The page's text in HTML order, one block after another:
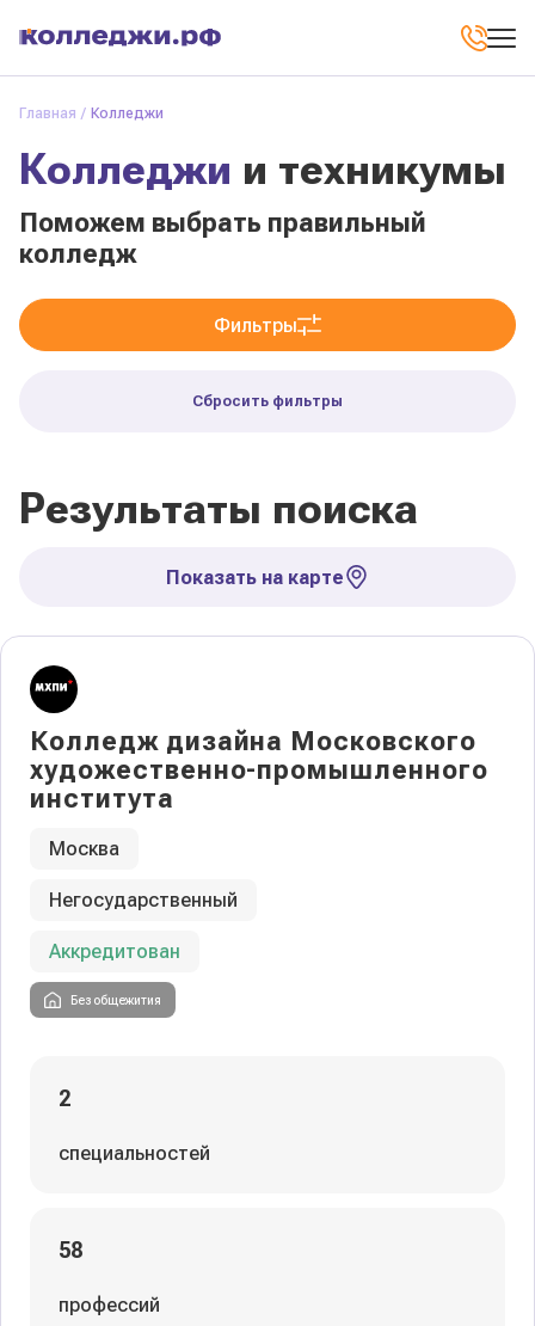
Главная Колледжи
Колледжи и техникумы
Поможем выбрать правильный
колледж
Фильтры
Сбросить фильтры
Результаты поиска
Показать на карте
Колледж дизайна Московского
художественно-промышленного
института
Москва
Негосударственный
Аккредитован
Без общежития
2
специальностей
58
профессий